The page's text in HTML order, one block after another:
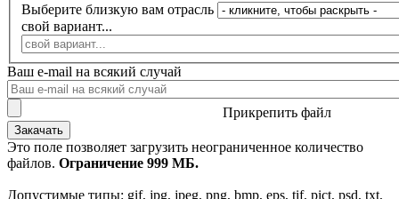
Выберите близкую вам отрасль
свой вариант...
Ваш e-mail на всякий случай
Прикрепить файл
Это поле позволяет загрузить неограниченное количество
файлов. Ограничение 999 МБ.
Допустимые типы: gif, jpg, jpeg, png, bmp, eps, tif, pict, psd, txt,